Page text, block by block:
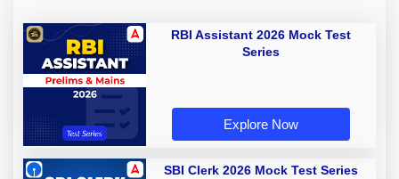
RBI Assistant 2026 Mock Test
Series
Explore Now
SBI Clerk 2026 Mock Test Series